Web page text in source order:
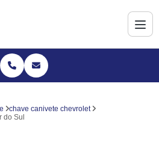
chave canivete chevrolet
do Sul